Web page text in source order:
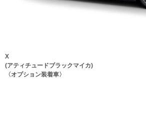
X
(アティチュードブラックマイカ)
〈オプション装着車〉